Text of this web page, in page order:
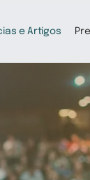
e Artigos